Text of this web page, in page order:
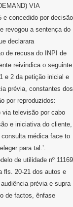
VIA
e concedido por decisão
revogou a sentença do
declarara
de recusa do INPI de
reivindica o seguinte
e 2 da petição inicial e
prévia, constantes dos
por reproduzidos:
via televisão por cabo
e iniciativa do cliente,
médica face to
para tal.’.
de utilidade nº 11169
fls. 20-21 dos autos e
prévia e supra
de factos, ênfase